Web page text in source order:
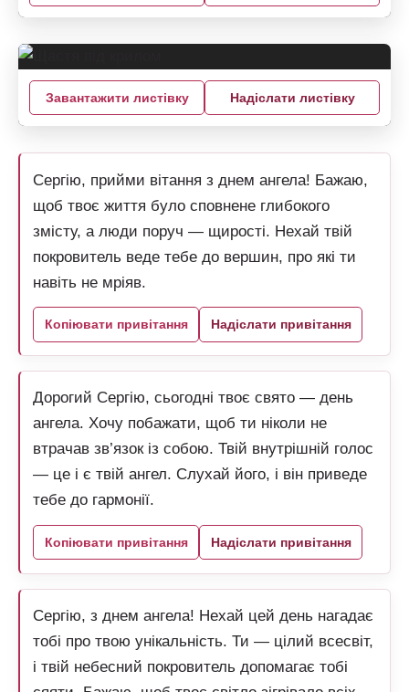
Завантажити листівку Надіслати листівку
Сергію, прийми вітання з днем ангела! Бажаю,
щоб твоє життя було сповнене глибокого
змісту, а люди поруч — щирості. Нехай твій
покровитель веде тебе до вершин, про які ти
навіть не мріяв.
Копіювати привітання Надіслати привітання
Дорогий Сергію, сьогодні твоє свято — день
ангела. Хочу побажати, щоб ти ніколи не
втрачав зв’язок із собою. Твій внутрішній голос
— це і є твій ангел. Слухай його, і він приведе
тебе до гармонії.
Копіювати привітання Надіслати привітання
Сергію, з днем ангела! Нехай цей день нагадає
тобі про твою унікальність. Ти — цілий всесвіт,
і твій небесний покровитель допомагає тобі